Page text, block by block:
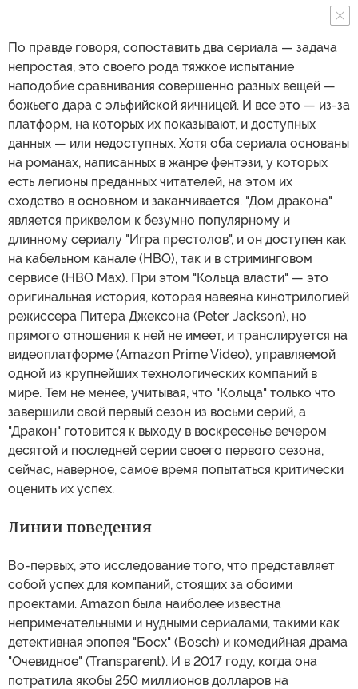
По правде говоря, сопоставить два сериала — задача
непростая, это своего рода тяжкое испытание
наподобие сравнивания совершенно разных вещей —
божьего дара с эльфийской яичницей. И все это — из-за
платформ, на которых их показывают, и доступных
данных — или недоступных. Хотя оба сериала основаны
на романах, написанных в жанре фентэзи, у которых
есть легионы преданных читателей, на этом их
сходство в основном и заканчивается. "Дом дракона"
является приквелом к безумно популярному и
длинному сериалу "Игра престолов", и он доступен как
на кабельном канале (HBO), так и в стриминговом
сервисе (HBO Max). При этом "Кольца власти" — это
оригинальная история, которая навеяна кинотрилогией
режиссера Питера Джексона (Peter Jackson), но
прямого отношения к ней не имеет, и транслируется на
видеоплатформе (Amazon Prime Video), управляемой
одной из крупнейших технологических компаний в
мире. Тем не менее, учитывая, что "Кольца" только что
завершили свой первый сезон из восьми серий, а
"Дракон" готовится к выходу в воскресенье вечером
десятой и последней серии своего первого сезона,
сейчас, наверное, самое время попытаться критически
оценить их успех.
Линии поведения
Во-первых, это исследование того, что представляет
собой успех для компаний, стоящих за обоими
проектами. Amazon была наиболее известна
непримечательными и нудными сериалами, такими как
детективная эпопея "Босх" (Bosch) и комедийная драма
"Очевидное" (Transparent). И в 2017 году, когда она
потратила якобы 250 миллионов долларов на